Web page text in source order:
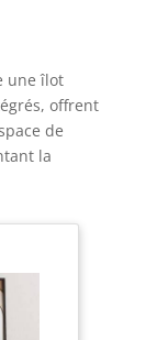
une îlot
offrent
de
la